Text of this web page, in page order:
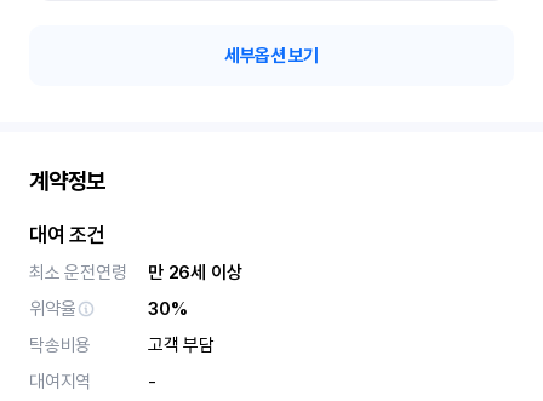
세부옵션 보기
계약정보
대여 조건
최소 운전연령
만 26세 이상
위약율
30%
탁송비용
고객 부담
대여지역
-